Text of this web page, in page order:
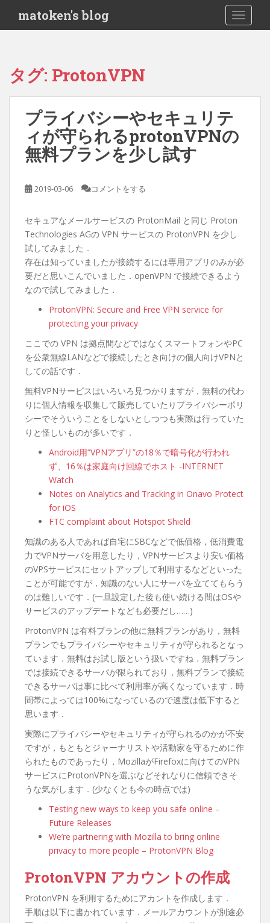
i
matoken's blog
タグ: ProtonVPN
プライバシーやセキュリテ
ィが守られるprotonVPNの
無料プランを少し試す
2019-03-06 コメントをする
セキュアなメールサービスの ProtonMail と同じ Proton
Technologies AGの VPN サービスの ProtonVPN を少し
試してみました．
存在は知っていましたが接続するには専用アプリのみが必
要だと思いこんでいました．openVPN で接続できるよう
なので試してみました．
ProtonVPN: Secure and Free VPN service for
protecting your privacy
ここでの VPN は拠点間などではなくスマートフォンやPC
を公衆無線LANなどで接続したとき向けの個人向けVPNと
しての話です．
無料VPNサービスはいろいろ見つかりますが，無料の代わ
りに個人情報を収集して販売していたりプライバシーポリ
シーでそういうことをしないとしつつも実際は行っていた
りと怪しいものが多いです．
Android用“VPNアプリ”の18％で暗号化が行われ
ず、16％は家庭向け回線でホスト -INTERNET
Watch
Notes on Analytics and Tracking in Onavo Protect
for iOS
FTC complaint about Hotspot Shield
知識のある人であれば自宅にSBCなどで低価格，低消費電
力でVPNサーバを用意したり，VPNサービスより安い価格
のVPSサービスにセットアップして利用するなどといった
ことが可能ですが，知識のない人にサーバを立ててもらう
のは難しいです．(一旦設定した後も使い続ける間はOSや
サービスのアップデートなども必要だし……)
ProtonVPN は有料プランの他に無料プランがあり，無料
プランでもプライバシーやセキュリティが守られるとなっ
ています．無料はお試し版という扱いですね．無料プラン
では接続できるサーバが限られており，無料プランで接続
できるサーバは事に比べて利用率が高くなっています．時
間帯によっては100%になっているので速度は低下すると
思います．
実際にプライバシーやセキュリティが守られるのかが不安
ですが，もともとジャーナリストや活動家を守るために作
られたものであったり，MozillaがFirefoxに向けてのVPN
サービスにProtonVPNを選ぶなどそれなりに信頼できそ
うな気がします．(少なくとも今の時点では)
Testing new ways to keep you safe online –
Future Releases
We’re partnering with Mozilla to bring online
privacy to more people – ProtonVPN Blog
ProtonVPN アカウントの作成
ProtonVPN を利用するためにアカントを作成します．
手順は以下に書かれています．メールアカウントが別途必